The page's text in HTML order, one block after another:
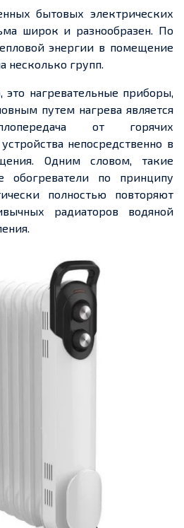
бытовых электрических
широк и разнообразен. По
энергии в помещение
несколько групп.
это нагревательные приборы,
путем нагрева является
от горячих
непосредственно в
Одним словом, такие
обогреватели по принципу
полностью повторяют
радиаторов водяной